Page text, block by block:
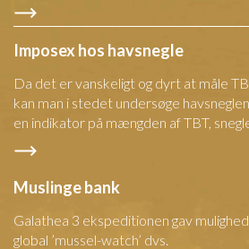
Imposex hos havsnegle
Da det er vanskeligt og dyrt at måle
kan man i stedet undersøge
en indikator på mængden af TBT,
Muslinge bank
Galathea 3 ekspeditionen gav
global ’mussel-watch’ dvs.